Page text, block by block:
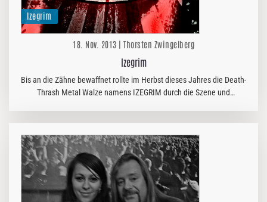
Izegrim
18. Nov. 2013 | Thorsten Zwingelberg
Izegrim
Bis an die Zähne bewaffnet rollte im Herbst dieses Jahres die Death-
Thrash Metal Walze namens IZEGRIM durch die Szene und